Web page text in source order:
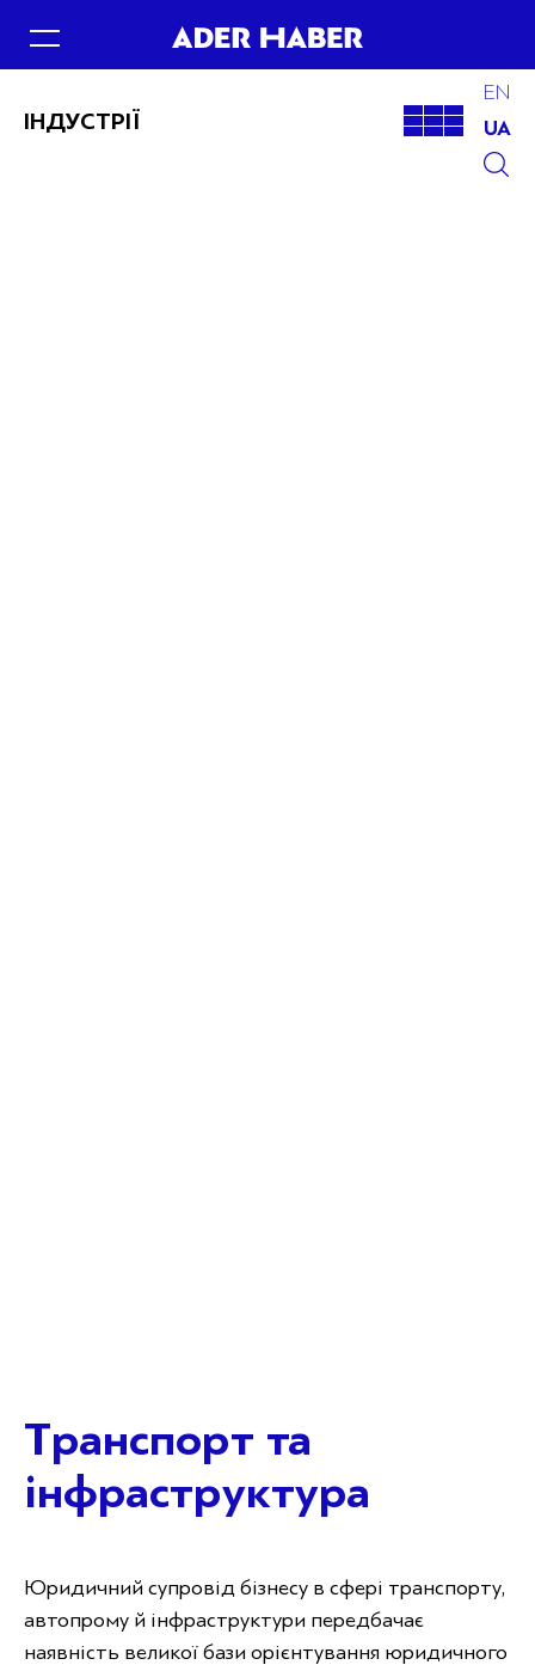
ІНДУСТРІЇ
Транспорт та
інфраструктура
Юридичний супровід бізнесу в сфері транспорту,
автопрому й інфраструктури передбачає
наявність великої бази орієнтування юридичного
EN
UA